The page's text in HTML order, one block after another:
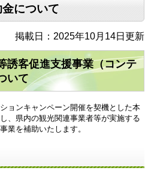
について
掲載日：2025年10月14日更新
誘客促進支援事業（コンテ
いて
ョンキャンペーン開催を契機とした本
、県内の観光関連事業者等が実施する
業を補助いたします。